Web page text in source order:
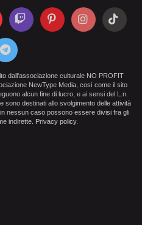
dall'associazione culturale NO PROFIT
NewType Media, così come il sito
alcun fine di lucro, e ai sensi del L.n.
sono destinati allo svolgimento delle attività
nessun caso possono essere divisi fra gli
indirette.
Privacy policy.